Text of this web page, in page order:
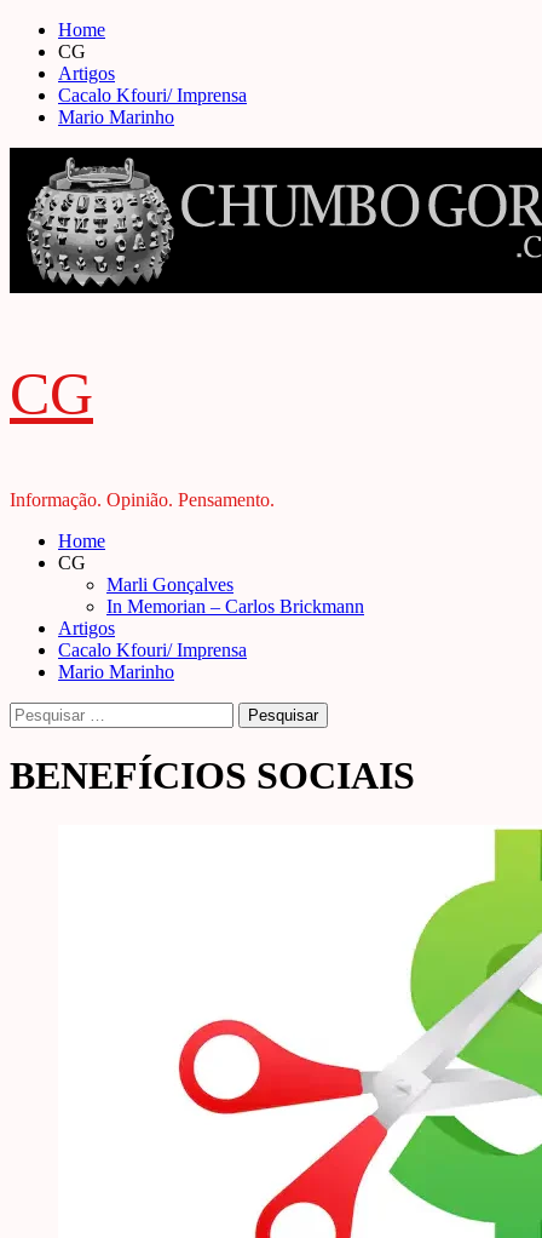
Skip
content
Home
CG
Artigos
Cacalo Kfouri/ Imprensa
Mario Marinho
CG
Informação. Opinião. Pensamento.
Primary
Menu
Home
CG
Marli Gonçalves
In Memorian – Carlos Brickmann
Artigos
Cacalo Kfouri/ Imprensa
Mario Marinho
Pesquisar
por:
BENEFÍCIOS SOCIAIS